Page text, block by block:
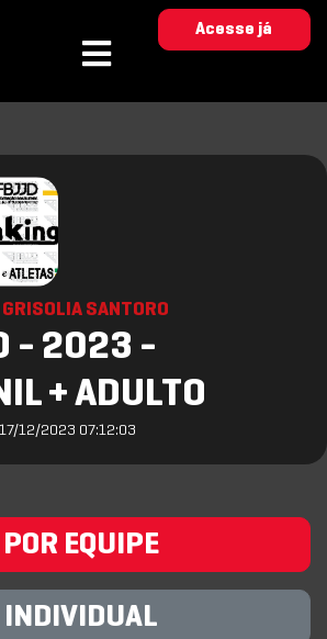
Acesse já
SANTORO
- 2023 -
+ ADULTO
17/12/2023 07:12:03
POR EQUIPE
INDIVIDUAL